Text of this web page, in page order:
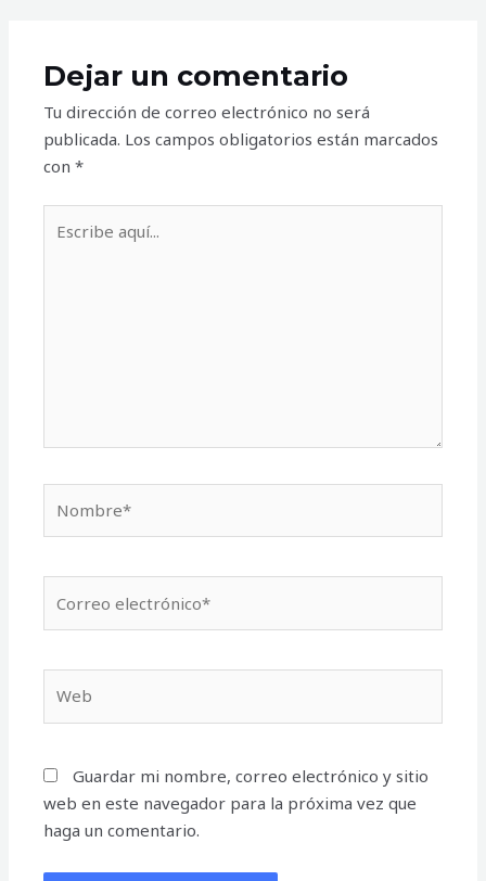
Dejar un comentario
Tu dirección de correo electrónico no será
publicada. Los campos obligatorios están marcados
con*
aquí...
electrónico*
Guardar mi nombre, correo electrónico y sitio
web en este navegador para la próxima vez que
haga un comentario.